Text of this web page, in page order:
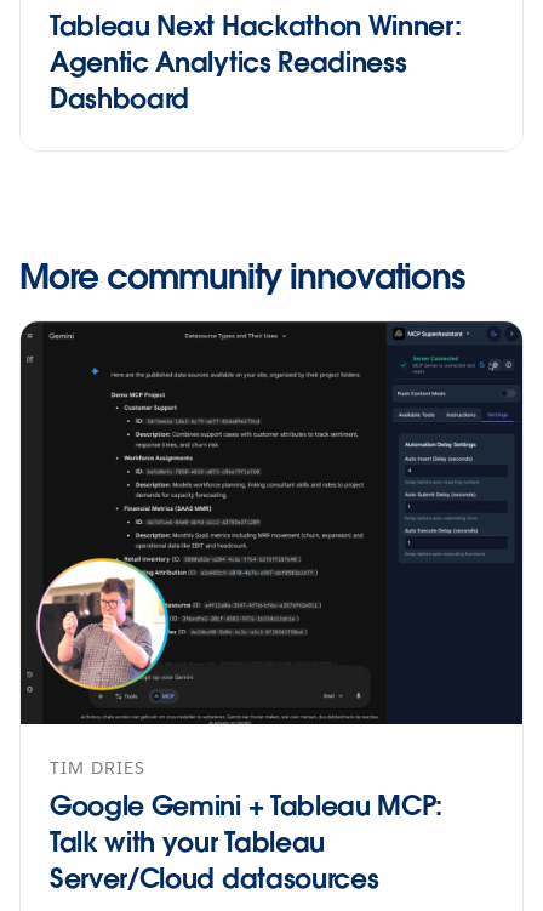
Tableau Next Hackathon Winner:
Agentic Analytics Readiness
Dashboard
More community innovations
TIM DRIES
Google Gemini + Tableau MCP:
Talk with your Tableau
Server/Cloud datasources